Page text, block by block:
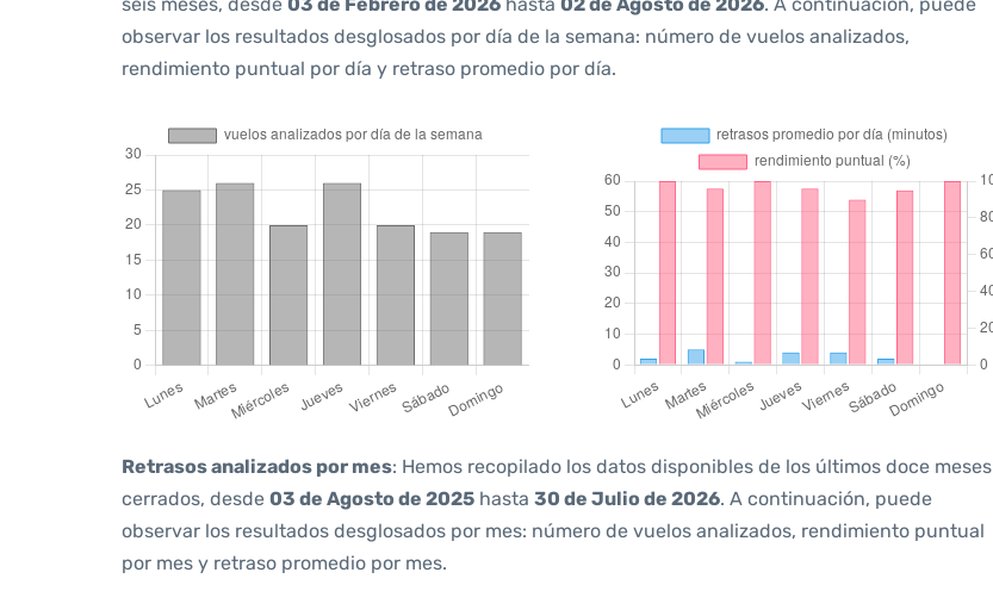
observar los resultados desglosados por día de la semana: número de vuelos analizados,
rendimiento puntual por día y retraso promedio por día.
Retrasos analizados por mes: Hemos recopilado los datos disponibles de los últimos doce meses
cerrados, desde 03 de Agosto de 2025 hasta 30 de Julio de 2026. A continuación, puede
observar los resultados desglosados por mes: número de vuelos analizados, rendimiento puntual
por mes y retraso promedio por mes.